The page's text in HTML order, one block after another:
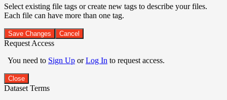
Select existing file tags or create new tags to describe your files.
Each file can have more than one tag.
Save Changes Cancel
Request Access
You need to Sign Up orLog In to request access.
Close
Dataset Terms